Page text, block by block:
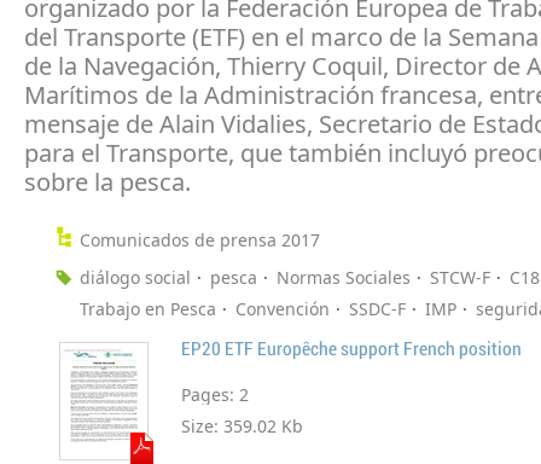
organizado por la Federación Europea de
del Transporte (ETF) en el marco de la
de la Navegación, Thierry Coquil, Director de
Marítimos de la Administración francesa,
mensaje de Alain Vidalies, Secretario de
para el Transporte, que también incluyó
sobre la pesca.
Comunicados de prensa 2017
diálogo social
pesca Normas Sociales STCW-F
Trabajo en Pesca
Convención SSDC-F IMP
EP20 ETF Europêche support French position
Pages: 2
Size: 359.02 Kb